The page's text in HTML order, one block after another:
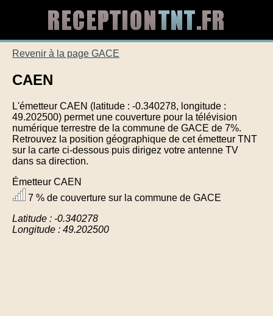
Revenir à la page GACE
CAEN
L'émetteur CAEN (latitude : -0.340278, longitude :
49.202500) permet une couverture pour la télévision
numérique terrestre de la commune de GACE de 7%.
Retrouvez la position géographique de cet émetteur TNT
sur la carte ci-dessous puis dirigez votre antenne TV
dans sa direction.
Émetteur CAEN
7 % de couverture sur la commune de GACE
Latitude : -0.340278
Longitude : 49.202500